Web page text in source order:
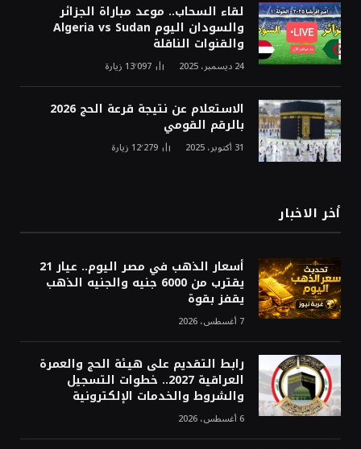
لقاء السحاب.. موعد مباراة الجزائر
والسودان اليوم Algeria vs Sudan
والقنوات الناقلة
24 ديسمبر، 2025 13٬097 زيارة
الاستعلام عن نتيجة قرعة الحج 2026
بالرقم القومي
31 أكتوبر، 2025 12٬279 زيارة
أخر الاخبار
أسعار الذهب في مصر اليوم.. عيار 21
يقترب من 6000 جنيه والجنيه الذهب
يقفز بقوة
7 أغسطس، 2026
رابط التقديم على هيئة الحج والعمرة
العراقية 2027.. خطوات التسجيل
والشروط والخدمات الإلكترونية
6 أغسطس، 2026